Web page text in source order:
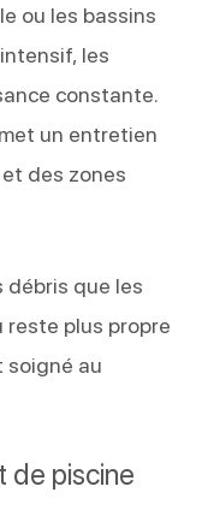
ou les bassins
les
constante.
un entretien
des zones
débris que les
reste plus propre
soigné au
de piscine